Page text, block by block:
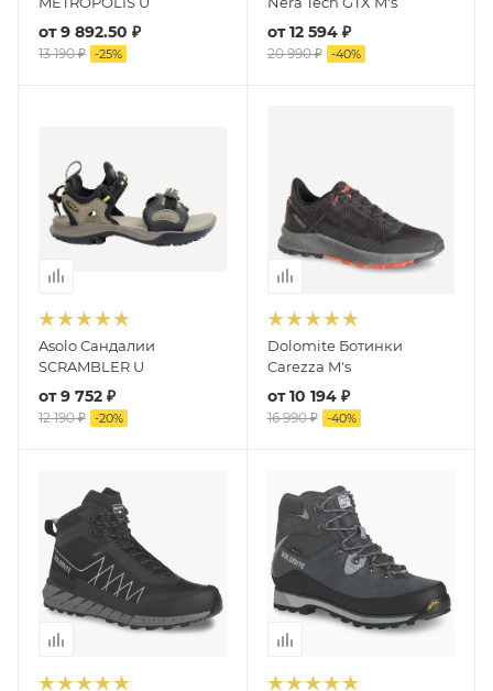
от9 892.50 ₽
13 190 ₽ -25%
от12 594 ₽
20 990 ₽ -40%
Asolo Сандалии
SCRAMBLER U
от9 752 ₽
12 190 ₽ -20%
Dolomite Ботинки
Carezza M's
от10 194 ₽
16 990 ₽ -40%